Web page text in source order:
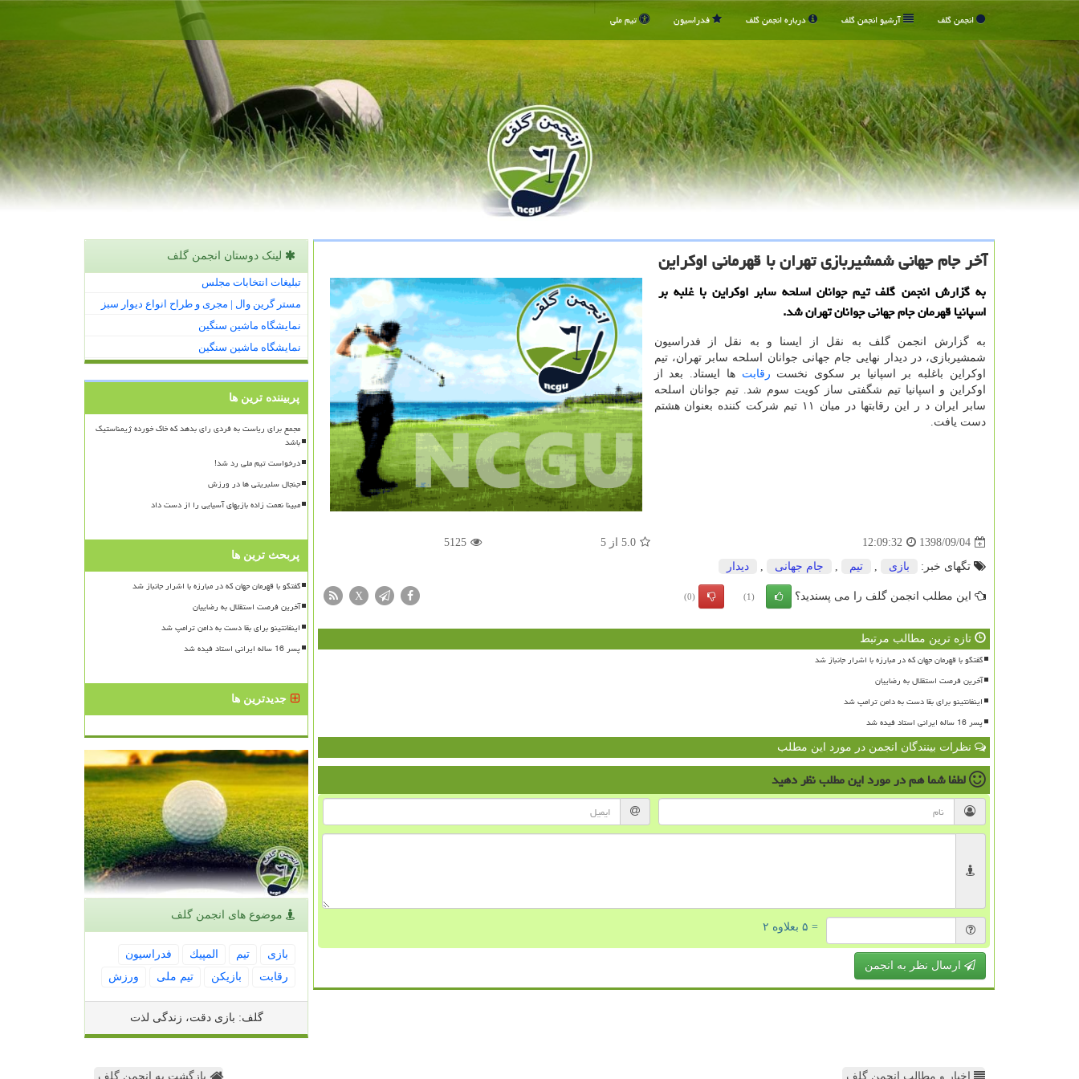
انجمن گلف آرشیو انجمن گلف درباره انجمن گلف فدراسیون تیم ملی
آخر جام جهانی شمشیربازی تهران با قهرمانی اوكراین
به گزارش انجمن گلف تیم جوانان اسلحه سابر اوكراین با غلبه بر
اسپانیا قهرمان جام جهانی جوانان تهران شد.
به گزارش انجمن گلف به نقل از ایسنا و به نقل از فدراسیون
شمشیربازی، در دیدار نهایی جام جهانی جوانان اسلحه سابر تهران، تیم
اوكراین باغلبه بر اسپانیا بر سكوی نخست رقابت ها ایستاد. بعد از
اوكراین و اسپانیا تیم شگفتی ساز كویت سوم شد. تیم جوانان اسلحه
سابر ایران د ر این رقابتها در میان ۱۱ تیم شركت كننده بعنوان هشتم
دست یافت.
1398/09/04
12:09:32
5.0 از5
5125
تگهای خبر: بازی , تیم , جام جهانی , دیدار
این مطلب انجمن گلف را می پسندید؟ (1)
(0)
X
تازه ترین مطالب مرتبط
گفتگو با قهرمان جهان که در مبارزه با اشرار جانباز شد
آخرین فرصت استقلال به رضاییان
اینفانتینو برای بقا دست به دامن ترامپ شد
پسر 16 ساله ایرانی استاد فیده شد
نظرات بینندگان انجمن در مورد این مطلب
لطفا شما همدر مورد این مطلبنظر دهید
= ۵ بعلاوه ۲
ارسال نظر به انجمن
لینک دوستان انجمن گلف
تبلیغات انتخابات مجلس
مستر گرین وال | مجری و طراح انواع دیوار سبز
نمایشگاه ماشین سنگین
نمایشگاه ماشین سنگین
پربیننده ترین ها
مجمع برای ریاست به فردی رای بدهد که خاک خورده ژیمناستیک
باشد
درخواست تیم ملی رد شد!
جنجال سلبریتی ها در ورزش
مبینا نعمت زاده بازیهای آسیایی را از دست داد
پربحث ترین ها
گفتگو با قهرمان جهان که در مبارزه با اشرار جانباز شد
آخرین فرصت استقلال به رضاییان
اینفانتینو برای بقا دست به دامن ترامپ شد
پسر 16 ساله ایرانی استاد فیده شد
جدیدترین ها
موضوع های انجمن گلف
بازی تیم المپیك
فدراسیون
رقابت
بازیكن تیم ملی ورزش
گلف: بازی دقت، زندگی لذت
اخبار و مطالب انجمن گلف بازگشت به انجمن گلف